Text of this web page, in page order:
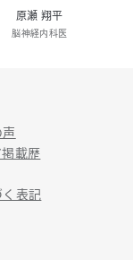
原瀬 翔平
脳神経内科医
載歴
表記